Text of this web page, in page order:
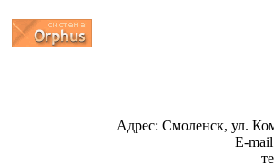
Адрес: Смоленск, ул.
E-